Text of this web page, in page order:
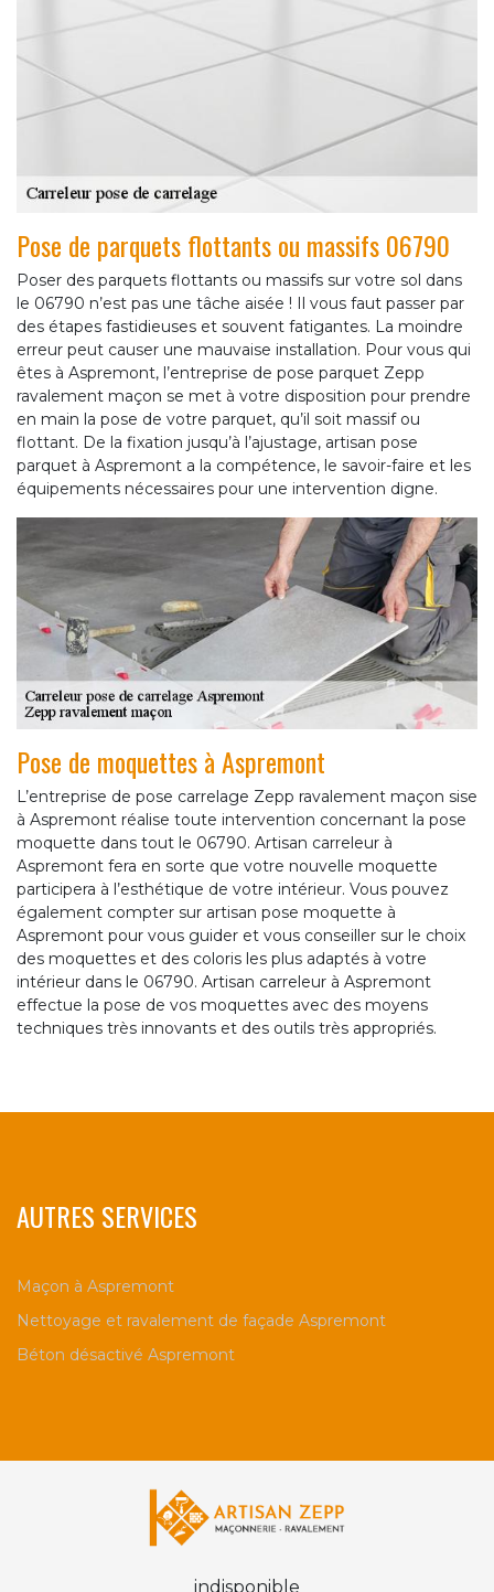
Pose de parquets flottants ou massifs 06790
Poser des parquets flottants ou massifs sur votre sol dans
le 06790 n’est pas une tâche aisée ! Il vous faut passer par
des étapes fastidieuses et souvent fatigantes. La moindre
erreur peut causer une mauvaise installation. Pour vous qui
êtes à Aspremont, l’entreprise de pose parquet Zepp
ravalement maçon se met à votre disposition pour prendre
en main la pose de votre parquet, qu’il soit massif ou
flottant. De la fixation jusqu’à l’ajustage, artisan pose
parquet à Aspremont a la compétence, le savoir-faire et les
équipements nécessaires pour une intervention digne.
Pose de moquettes à Aspremont
L’entreprise de pose carrelage Zepp ravalement maçon sise
à Aspremont réalise toute intervention concernant la pose
moquette dans tout le 06790. Artisan carreleur à
Aspremont fera en sorte que votre nouvelle moquette
participera à l’esthétique de votre intérieur. Vous pouvez
également compter sur artisan pose moquette à
Aspremont pour vous guider et vous conseiller sur le choix
des moquettes et des coloris les plus adaptés à votre
intérieur dans le 06790. Artisan carreleur à Aspremont
effectue la pose de vos moquettes avec des moyens
techniques très innovants et des outils très appropriés.
AUTRES SERVICES
Maçon à Aspremont
Nettoyage et ravalement de façade Aspremont
Béton désactivé Aspremont
indisponible